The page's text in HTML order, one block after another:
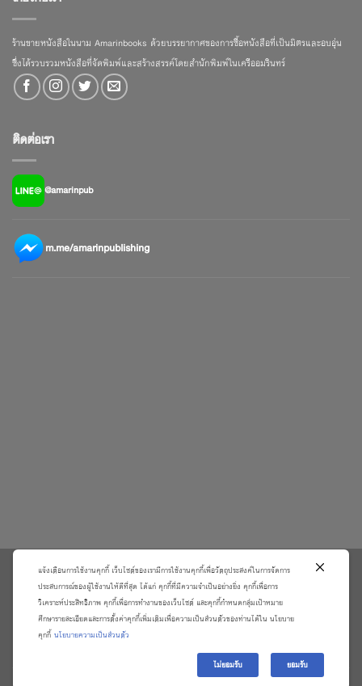
ร้านขายหนังสือในนาม Amarinbooks ด้วยบรรยากาศของการซื้อหนังสือที่เป็นมิตรและอบอุ่น
ซึ่งได้รวบรวมหนังสือที่จัดพิมพ์และสร้างสรรค์โดยสำนักพิมพ์ในเครืออมรินทร์
ติดต่อเรา
@amarinpub
m.me/amarinpublishing
\
เกี่ยวกับเรา
วิธีการสั่งซื้อสินค้าและการรับประกันสินค้า
แจ้งชำระเงิน
ติดต่อเราและร้องเรียน
แจ้งเตือนการใช้งานคุกกี้ เว็บไซต์ของเรามีการใช้งานคุกกี้เพื่อวัตถุประสงค์ในการจัดการ
ประสบการณ์ของผู้ใช้งานให้ดีที่สุด ได้แก่ คุกกี้ที่มีความจำเป็นอย่างยิ่ง คุกกี้เพื่อการ
วิเคราะห์ประสิทธิภาพ คุกกี้เพื่อการทำงานของเว็บไซต์ และคุกกี้กำหนดกลุ่มเป้าหมาย
ศึกษารายละเอียดและการตั้งค่าคุกกี้เพิ่มเติมเพื่อความเป็นส่วนตัวของท่านได้ใน นโยบาย
คุกกี้ นโยบายความเป็นส่วนตัว
ไม่ยอมรับ ยอมรับ